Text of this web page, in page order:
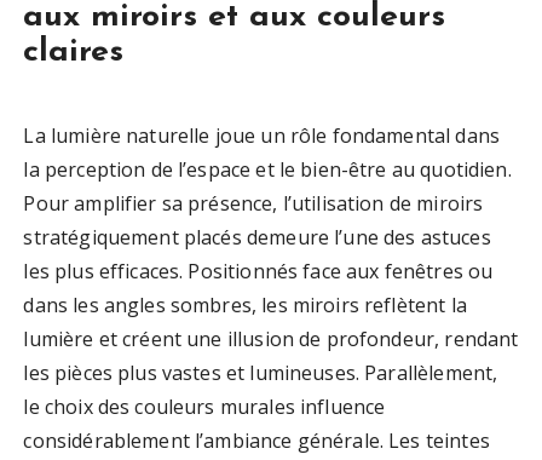
aux miroirs et aux couleurs
claires
La lumière naturelle joue un rôle fondamental dans
la perception de l’espace et le bien-être au quotidien.
Pour amplifier sa présence, l’utilisation de miroirs
stratégiquement placés demeure l’une des astuces
les plus efficaces. Positionnés face aux fenêtres ou
dans les angles sombres, les miroirs reflètent la
lumière et créent une illusion de profondeur, rendant
les pièces plus vastes et lumineuses. Parallèlement,
le choix des couleurs murales influence
considérablement l’ambiance générale. Les teintes